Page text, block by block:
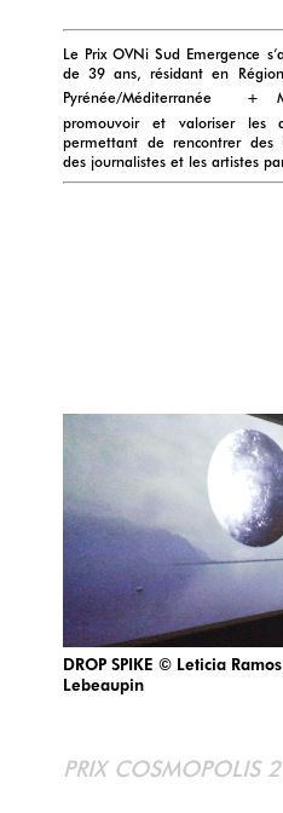
Le Prix OVNi Sud Emergence
de 39 ans, résidant en
Pyrénée/Méditerranée +
promouvoir et valoriser les
permettant de rencontrer des
des journalistes et les artistes
DROP SPIKE © Leticia
Lebeaupin
PRIX COSMOPOLIS